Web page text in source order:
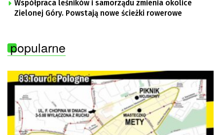
Współpraca leśników i samorządu zmienia okolice
Zielonej Góry. Powstają nowe ścieżki rowerowe
popularne